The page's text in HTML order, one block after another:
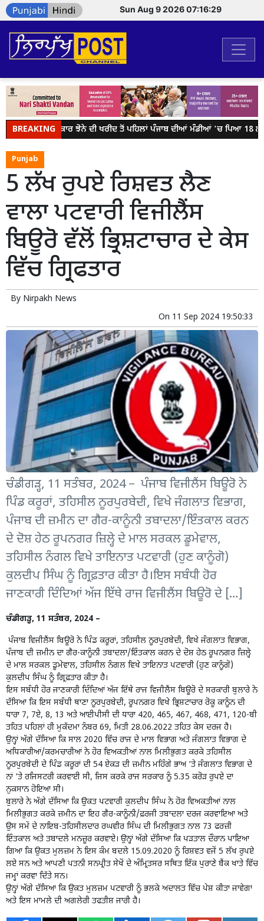
Sun Aug 9 2026 07:16:29
BREAKING
ਕੇਂਦਰ ਸਰਕਾਰ ਝੋਨੇ ਦੀ ਖਰੀਦ ਤੋਂ ਪਹਿਲਾਂ ਪੰਜਾਬ ਦੀਆਂ ਮੰਡੀਆਂ 'ਚ ਪਿਆ 18 ਲੱਖ
Punjab
5 ਲੱਖ ਰੁਪਏ ਰਿਸ਼ਵਤ ਲੈਣ
ਵਾਲਾ ਪਟਵਾਰੀ ਵਿਜੀਲੈਂਸ
ਬਿਊਰੋ ਵੱਲੋਂ ਭ੍ਰਿਸ਼ਟਾਚਾਰ ਦੇ ਕੇਸ
ਵਿੱਚ ਗ੍ਰਿਫਤਾਰ
By Nirpakh News
On 11 Sep 2024 19:50:33
ਚੰਡੀਗੜ੍ਹ, 11 ਸਤੰਬਰ, 2024 – ਪੰਜਾਬ ਵਿਜੀਲੈਂਸ ਬਿਊਰੋ ਨੇ
ਪਿੰਡ ਕਰੂਰਾਂ, ਤਹਿਸੀਲ ਨੂਰਪੁਰਬੇਦੀ, ਵਿਖੇ ਜੰਗਲਾਤ ਵਿਭਾਗ,
ਪੰਜਾਬ ਦੀ ਜ਼ਮੀਨ ਦਾ ਗੈਰ-ਕਾਨੂੰਨੀ ਤਬਾਦਲਾ/ਇੰਤਕਾਲ ਕਰਨ
ਦੇ ਦੋਸ਼ ਹੇਠ ਰੂਪਨਗਰ ਜ਼ਿਲ੍ਹੇ ਦੇ ਮਾਲ ਸਰਕਲ ਡੂਮੇਵਾਲ,
ਤਹਿਸੀਲ ਨੰਗਲ ਵਿਖੇ ਤਾਇਨਾਤ ਪਟਵਾਰੀ (ਹੁਣ ਕਾਨੂੰਗੋ)
ਕੁਲਦੀਪ ਸਿੰਘ ਨੂੰ ਗ੍ਰਿਫ਼ਤਾਰ ਕੀਤਾ ਹੈ।ਇਸ ਸਬੰਧੀ ਹੋਰ
ਜਾਣਕਾਰੀ ਦਿੰਦਿਆਂ ਅੱਜ ਇੱਥੇ ਰਾਜ ਵਿਜੀਲੈਂਸ ਬਿਊਰੋ ਦੇ […]
ਚੰਡੀਗੜ੍ਹ, 11 ਸਤੰਬਰ, 2024 –
ਪੰਜਾਬ ਵਿਜੀਲੈਂਸ ਬਿਊਰੋ ਨੇ ਪਿੰਡ ਕਰੂਰਾਂ, ਤਹਿਸੀਲ ਨੂਰਪੁਰਬੇਦੀ, ਵਿਖੇ ਜੰਗਲਾਤ ਵਿਭਾਗ,
ਪੰਜਾਬ ਦੀ ਜ਼ਮੀਨ ਦਾ ਗੈਰ-ਕਾਨੂੰਨੀ ਤਬਾਦਲਾ/ਇੰਤਕਾਲ ਕਰਨ ਦੇ ਦੋਸ਼ ਹੇਠ ਰੂਪਨਗਰ ਜ਼ਿਲ੍ਹੇ
ਦੇ ਮਾਲ ਸਰਕਲ ਡੂਮੇਵਾਲ, ਤਹਿਸੀਲ ਨੰਗਲ ਵਿਖੇ ਤਾਇਨਾਤ ਪਟਵਾਰੀ (ਹੁਣ ਕਾਨੂੰਗੋ)
ਕੁਲਦੀਪ ਸਿੰਘ ਨੂੰ ਗ੍ਰਿਫ਼ਤਾਰ ਕੀਤਾ ਹੈ।
ਇਸ ਸਬੰਧੀ ਹੋਰ ਜਾਣਕਾਰੀ ਦਿੰਦਿਆਂ ਅੱਜ ਇੱਥੇ ਰਾਜ ਵਿਜੀਲੈਂਸ ਬਿਊਰੋ ਦੇ ਸਰਕਾਰੀ ਬੁਲਾਰੇ ਨੇ
ਦੱਸਿਆ ਕਿ ਇਸ ਸਬੰਧੀ ਥਾਣਾ ਨੂਰਪੁਰਬੇਦੀ, ਰੂਪਨਗਰ ਵਿਖੇ ਭ੍ਰਿਸ਼ਟਾਚਾਰ ਰੋਕੂ ਕਾਨੂੰਨ ਦੀ
ਧਾਰਾ 7, 7ਏ, 8, 13 ਅਤੇ ਆਈਪੀਸੀ ਦੀ ਧਾਰਾ 420, 465, 467, 468, 471, 120-ਬੀ
ਤਹਿਤ ਪਹਿਲਾਂ ਹੀ ਮੁਕੱਦਮਾ ਨੰਬਰ 69, ਮਿਤੀ 28.06.2022 ਤਹਿਤ ਕੇਸ ਦਰਜ ਹੈ।
ਉਨ੍ਹਾਂ ਅੱਗੇ ਦੱਸਿਆ ਕਿ ਸਾਲ 2020 ਵਿੱਚ ਰਾਜ ਦੇ ਮਾਲ ਵਿਭਾਗ ਅਤੇ ਜੰਗਲਾਤ ਵਿਭਾਗ ਦੇ
ਅਧਿਕਾਰੀਆਂ/ਕਰਮਚਾਰੀਆਂ ਨੇ ਹੋਰ ਵਿਅਕਤੀਆਂ ਨਾਲ ਮਿਲੀਭੁਗਤ ਕਰਕੇ ਤਹਿਸੀਲ
ਨੂਰਪੁਰਬੇਦੀ ਦੇ ਪਿੰਡ ਕਰੂਰਾਂ ਦੀ 54 ਏਕੜ ਦੀ ਜ਼ਮੀਨ ਮਹਿੰਗੇ ਭਾਅ ‘ਤੇ ਜੰਗਲਾਤ ਵਿਭਾਗ ਦੇ
ਨਾਂ ‘ਤੇ ਰਜਿਸਟਰੀ ਕਰਵਾਈ ਸੀ, ਜਿਸ ਕਰਕੇ ਰਾਜ ਸਰਕਾਰ ਨੂੰ 5.35 ਕਰੋੜ ਰੁਪਏ ਦਾ
ਨੁਕਸਾਨ ਹੋਇਆ ਸੀ।
ਬੁਲਾਰੇ ਨੇ ਅੱਗੇ ਦੱਸਿਆ ਕਿ ਉਕਤ ਪਟਵਾਰੀ ਕੁਲਦੀਪ ਸਿੰਘ ਨੇ ਹੋਰ ਵਿਅਕਤੀਆਂ ਨਾਲ
ਮਿਲੀਭੁਗਤ ਕਰਕੇ ਜ਼ਮੀਨ ਦਾ ਇਹ ਗੈਰ-ਕਾਨੂੰਨੀ/ਫ਼ਰਜੀ ਤਬਾਦਲਾ ਦਰਜ ਕਰਵਾਇਆ ਅਤੇ
ਉਸ ਸਮੇਂ ਦੇ ਨਾਇਬ-ਤਹਿਸੀਲਦਾਰ ਰਘਵੀਰ ਸਿੰਘ ਦੀ ਮਿਲੀਭੁਗਤ ਨਾਲ 73 ਫਰਜ਼ੀ
ਇੰਤਕਾਲ ਅਤੇ ਤਬਾਦਲੇ ਮਨਜ਼ੂਰ ਕਰਵਾਏ। ਉਨ੍ਹਾਂ ਅੱਗੇ ਦੱਸਿਆ ਕਿ ਪੜਤਾਲ ਦੌਰਾਨ ਪਾਇਆ
ਗਿਆ ਕਿ ਉਕਤ ਮੁਲਜ਼ਮ ਨੇ ਇਸ ਕੰਮ ਬਦਲੇ 15.09.2020 ਨੂੰ ਰਿਸ਼ਵਤ ਵਜੋਂ 5 ਲੱਖ ਰੁਪਏ
ਲਏ ਸਨ ਅਤੇ ਆਪਣੀ ਪਤਨੀ ਸਨਪ੍ਰੀਤ ਸੇਖੋਂ ਦੇ ਅੰਮ੍ਰਿਤਸਰ ਸਥਿਤ ਇੱਕ ਪੁਰਾਣੇ ਬੈਂਕ ਖਾਤੇ ਵਿੱਚ
ਜਮ੍ਹਾਂ ਕਰਵਾ ਦਿੱਤੇ ਸਨ।
ਉਨ੍ਹਾਂ ਅੱਗੇ ਦੱਸਿਆ ਕਿ ਉਕਤ ਮੁਲਜ਼ਮ ਪਟਵਾਰੀ ਨੂੰ ਭਲਕੇ ਅਦਾਲਤ ਵਿੱਚ ਪੇਸ਼ ਕੀਤਾ ਜਾਵੇਗਾ
ਅਤੇ ਇਸ ਮਾਮਲੇ ਦੀ ਅਗਲੇਰੀ ਤਫਤੀਸ਼ ਜਾਰੀ ਹੈ।